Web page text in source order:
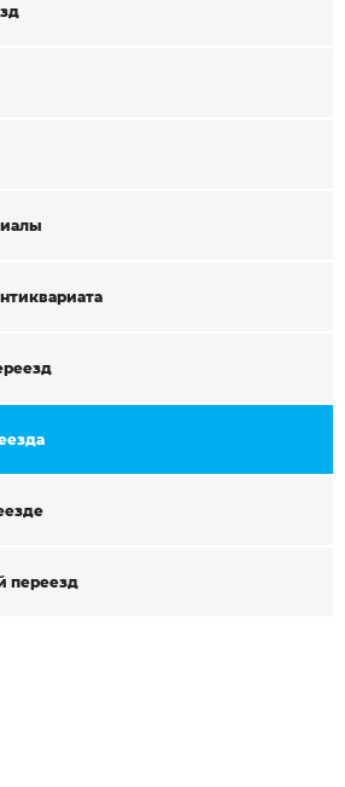
переезд